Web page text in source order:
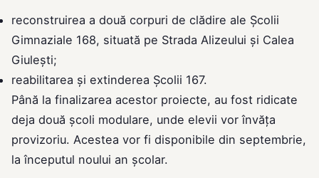
reconstruirea a două corpuri de clădire ale Școlii
Gimnaziale 168, situată pe Strada Alizeului și Calea
Giulești;
reabilitarea și extinderea Școlii 167.
Până la finalizarea acestor proiecte, au fost ridicate
deja două școli modulare, unde elevii vor învăța
provizoriu. Acestea vor fi disponibile din septembrie,
la începutul noului an școlar.